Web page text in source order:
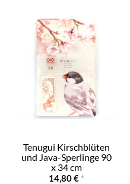
Tenugui Kirschblüten
und Java-Sperlinge 90
x 34 cm
14,80 € *